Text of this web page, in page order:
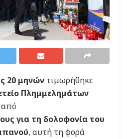
20 μηνών τιμωρήθηκε
Πλημμελημάτων
από
για τη δολοφονία του
, αυτή τη φορά